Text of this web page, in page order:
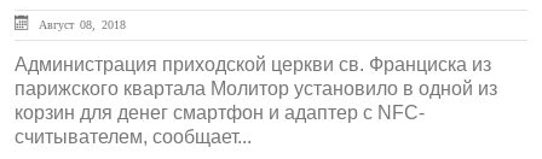
Август 08, 2018
Администрация приходской церкви св. Франциска из
парижского квартала Молитор установило в одной из
корзин для денег смартфон и адаптер с NFC-
считывателем, сообщает...